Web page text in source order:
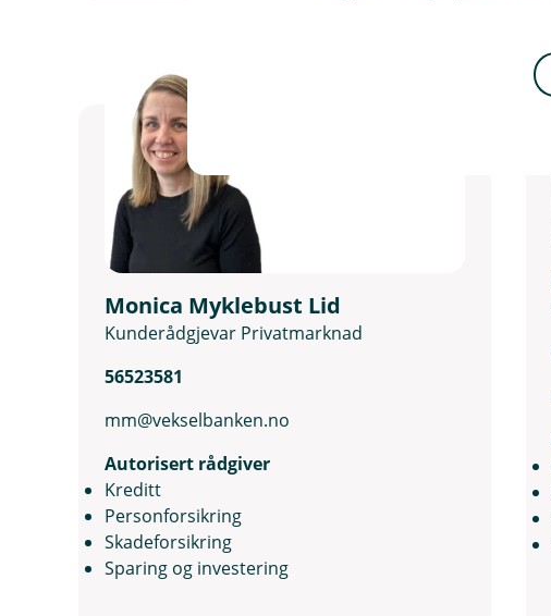
Monica Myklebust Lid
Kunderådgjevar Privatmarknad
56523581
mm@vekselbanken.no
Autorisert rådgiver
Kreditt
Personforsikring
Skadeforsikring
Sparing og investering